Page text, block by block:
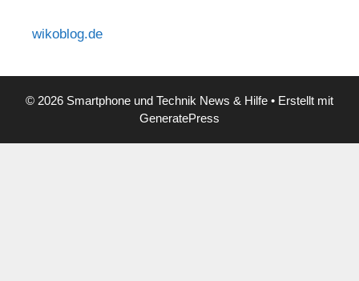
wikoblog.de
© 2026 Smartphone und Technik News & Hilfe • Erstellt mit
GeneratePress